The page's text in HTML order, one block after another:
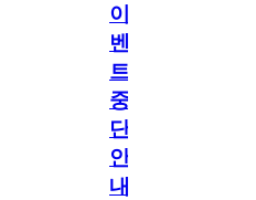
이
벤
트
중
단
안
내